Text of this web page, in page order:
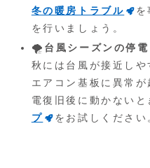
冬の暖房トラブル
を
を行いましょう。
🌪️ 台風シーズンの停
秋には台風が接近し
エアコン基板に異常
電復旧後に動かない
プ
をお試しください